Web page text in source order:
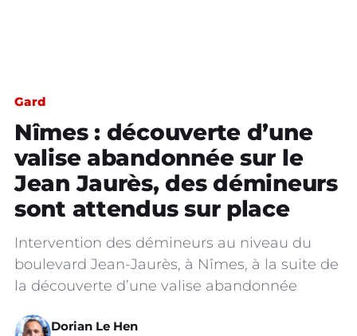
Gard
Nîmes : découverte d’une
valise abandonnée sur le
Jean Jaurès, des démineurs
sont attendus sur place
Intervention des démineurs au niveau du
boulevard Jean-Jaurès, à Nîmes, à la suite de
la découverte d’une valise abandonnée
Dorian Le Hen